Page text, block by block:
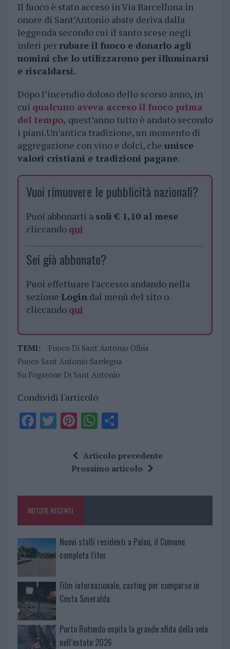
Il fuoco è stato acceso in Via Barcellona in
onore di Sant’Antonio abate deriva dalla
leggenda secondo cui il santo scese negli
inferi per rubare il fuoco e donarlo agli
uomini che lo utilizzarono per illuminarsi
e riscaldarsi.
Dopo l’incendio doloso dello scorso anno, in
cui qualcuno aveva acceso il fuoco prima
del tempo, quest’anno tutto è andato secondo
i piani.Un’antica tradizione, un momento di
aggregazione con vino e dolci, che unisce
valori cristiani e tradizioni pagane.
Vuoi rimuovere le pubblicità nazionali?
Puoi abbonarti a soli € 1,10 al mese
cliccando qui
Sei già abbonato?
Puoi effettuare l'accesso andando nella
sezione Logindal menù del sito o
cliccando qui
TEMI:
Fuoco Di Sant Antonio Olbia
Fuoco Sant Antonio Sardegna
Su Fogarone Di Sant Antonio
Condividi l'articolo
F
o
k
T Pi
te
re
W
at
s
p
S
a
re
Articolo precedente
Prossimo articolo
NOTIZIE RECENTI
Nuovi stalli residenti a Palau, il Comune
completa l’iter
Film internazionale, casting per comparse in
Costa Smeralda
Porto Rotondo ospita la grande sfida della vela
nell’estate 2026